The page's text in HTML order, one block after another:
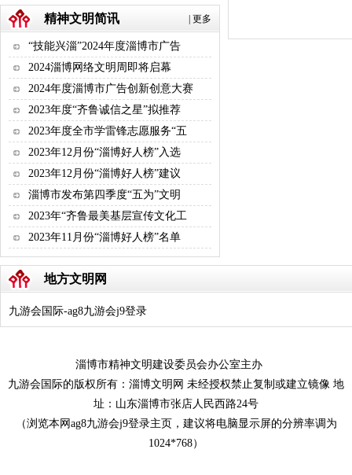
更多
精神文明简讯
“技能兴淄”2024年度淄博市广告
2024淄博网络文明周即将启幕
2024年度淄博市广告创新创意大赛
2023年度“齐鲁诚信之星”拟推荐
2023年度全市学雷锋志愿服务“五
2023年12月份“淄博好人榜”入选
2023年12月份“淄博好人榜”建议
淄博市发布第四季度“五为”文明
2023年“齐鲁最美基层宣传文化工
2023年11月份“淄博好人榜”名单
地方文明网
九游会国际-ag8九游会j9登录
淄博市精神文明建设委员会办公室主办
九游会国际的版权所有：淄博文明网 未经授权禁止复制或建立镜像 地
址：山东淄博市张店人民西路24号
（浏览本网ag8九游会j9登录主页，建议将电脑显示屏的分辨率调为
1024*768）